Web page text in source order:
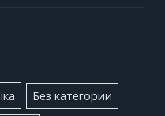
Без категории